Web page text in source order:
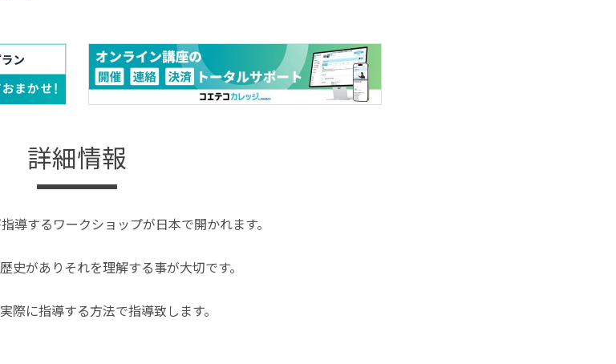
詳細情報
導するワークショップが日本で開かれます。
史がありそれを理解する事が大切です。
際に指導する方法で指導致します。